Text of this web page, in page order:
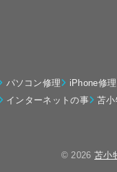
パソコン修理 iPhone修理
インターネットの事
苫
© 2026苫小